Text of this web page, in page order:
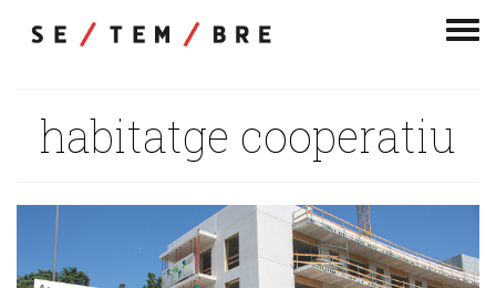
habitatge cooperatiu